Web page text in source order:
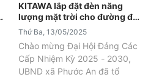
KITAWA lắp đặt đèn năng
lượng mặt trời cho đường đi
tại Đồng Nai
Thứ Ba, 13/05/2025
Chào mừng Đại Hội Đảng Các
Cấp Nhiệm Kỳ 2025 - 2030,
UBND xã Phước An đã tổ